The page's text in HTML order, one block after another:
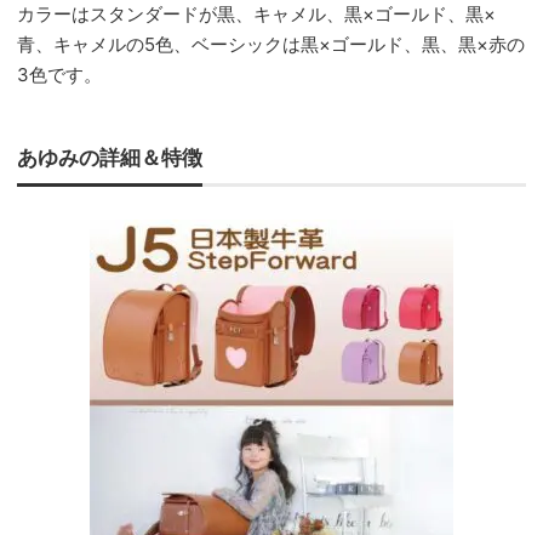
カラーはスタンダードが黒、キャメル、黒×ゴールド、黒×
青、キャメルの5色、ベーシックは黒×ゴールド、黒、黒×赤の
3色です。
あゆみの詳細＆特徴